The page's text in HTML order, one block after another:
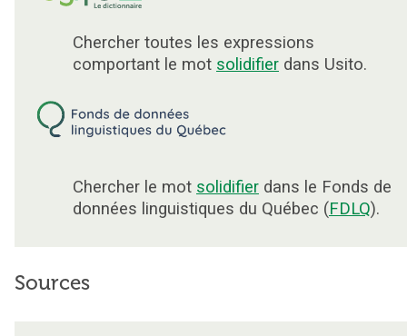
Chercher toutes les expressions
comportant le mot solidifier dans Usito.
Chercher le mot solidifier dans le Fonds de
données linguistiques du Québec (FDLQ).
Sources